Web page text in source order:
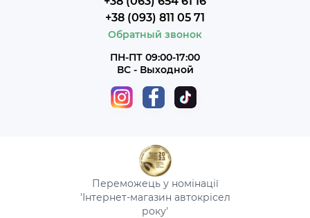
+38 (093) 811 05 71
Обратный звонок
ПН-ПТ 09:00-17:00
ВС - Выходной
Переможець у номінації
'Інтернет-магазин автокрісел
року'